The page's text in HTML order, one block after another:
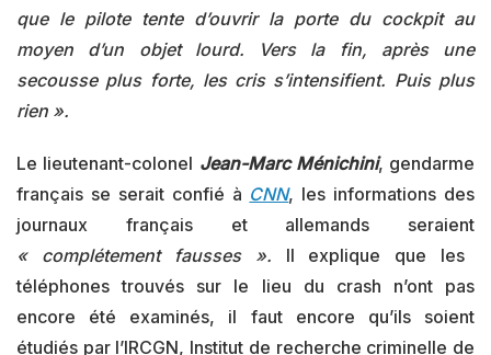
que le pilote tente d’ouvrir la porte du cockpit au
moyen d’un objet lourd. Vers la fin, après une
secousse plus forte, les cris s’intensifient. Puis plus
rien ».
Le lieutenant-colonel Jean-Marc Ménichini, gendarme
français se serait confié à CNN, les informations des
journaux français et allemands seraient
« complétement fausses ». Il explique que les
téléphones trouvés sur le lieu du crash n’ont pas
encore été examinés, il faut encore qu’ils soient
étudiés par l’IRCGN, Institut de recherche criminelle de